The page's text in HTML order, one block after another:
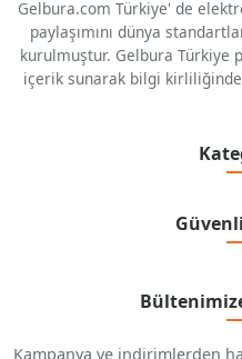
Gelbura.com Türkiye' de
paylaşımını dünya
kurulmuştur. Gelbura Türkiye
içerik sunarak bilgi
Kampanya ve indirimlerden